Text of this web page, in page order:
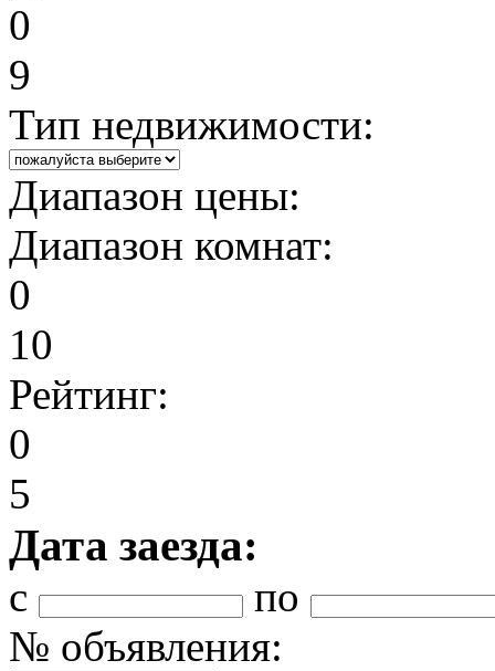
0
9
Тип недвижимости:
Диапазон цены:
Диапазон комнат:
0
10
Рейтинг:
0
5
Дата заезда:
с
по
№ объявления: